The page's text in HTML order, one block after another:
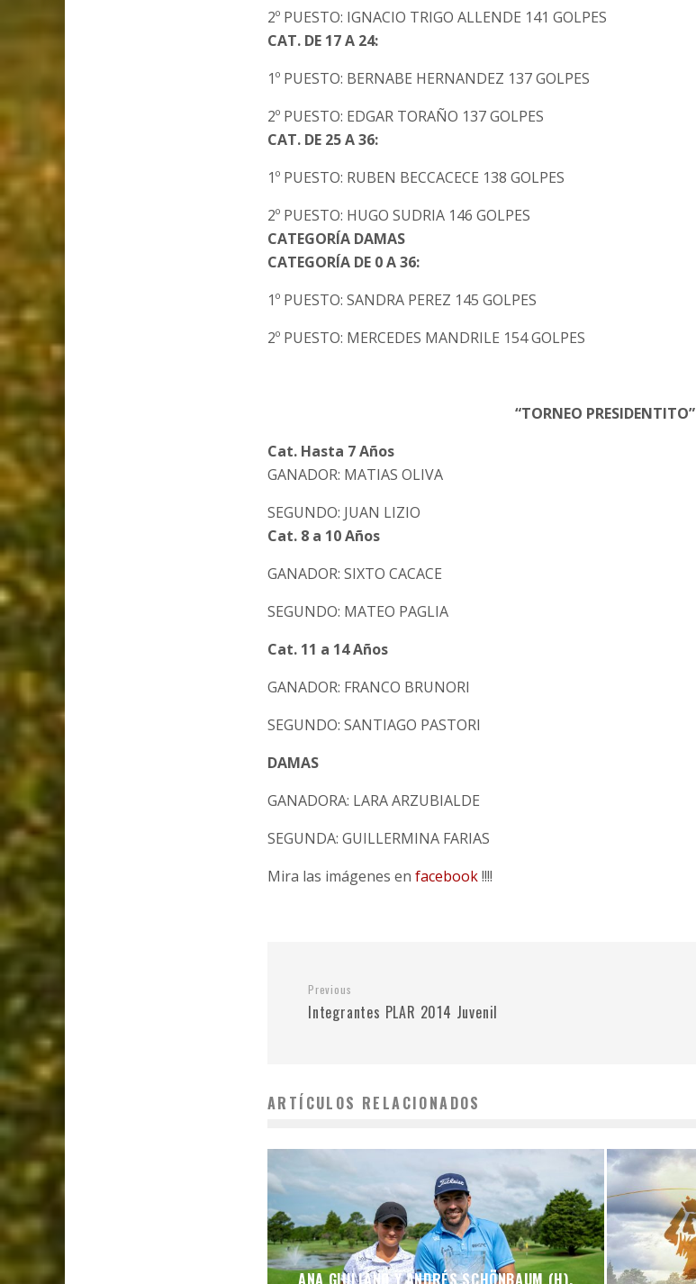
2º PUESTO: IGNACIO TRIGO ALLENDE 141 GOLPES
CAT. DE 17 A 24:
1º PUESTO: BERNABE HERNANDEZ 137 GOLPES
2º PUESTO: EDGAR TORAÑO 137 GOLPES
CAT. DE 25 A 36:
1º PUESTO: RUBEN BECCACECE 138 GOLPES
2º PUESTO: HUGO SUDRIA 146 GOLPES
CATEGORÍA DAMAS
CATEGORÍA DE 0 A 36:
1º PUESTO: SANDRA PEREZ 145 GOLPES
2º PUESTO: MERCEDES MANDRILE 154 GOLPES
“TORNEO PRESIDENTITO”
Cat. Hasta 7 Años
GANADOR: MATIAS OLIVA
SEGUNDO: JUAN LIZIO
Cat. 8 a 10 Años
GANADOR: SIXTO CACACE
SEGUNDO: MATEO PAGLIA
Cat. 11 a 14 Años
GANADOR: FRANCO BRUNORI
SEGUNDO: SANTIAGO PASTORI
DAMAS
GANADORA: LARA ARZUBIALDE
SEGUNDA: GUILLERMINA FARIAS
Mira las imágenes en facebook!!!!
Previous
Integrantes PLAR 2014 Juvenil
ARTÍCULOS RELACIONADOS
ANA GIULIANO Y ANDRÉS SCHÖNBAUM (H),